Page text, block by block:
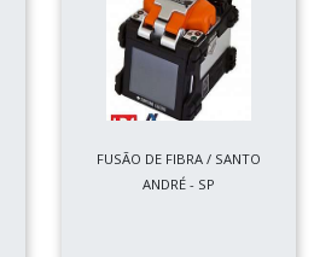
FUSÃO DE FIBRA / SANTO
ANDRÉ - SP